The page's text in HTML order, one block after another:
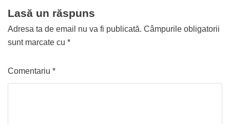
Lasă un răspuns
Adresa ta de email nu va fi publicată. Câmpurile obligatorii
sunt marcate cu *
Comentariu *